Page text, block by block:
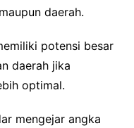
daerah.
potensi besar
daerah jika
optimal.
mengejar angka